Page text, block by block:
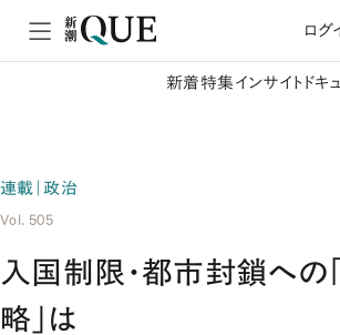
ログ
新着特集 インサイト ドキ
連載｜政治
Vol. 505
入国制限・都市封鎖への
略」は